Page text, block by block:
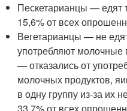
Пескетарианцы — едят
15,6% от всех
Вегетарианцы — не
употребляют молочные
— отказались от
молочных продуктов,
в одну группу из-за их